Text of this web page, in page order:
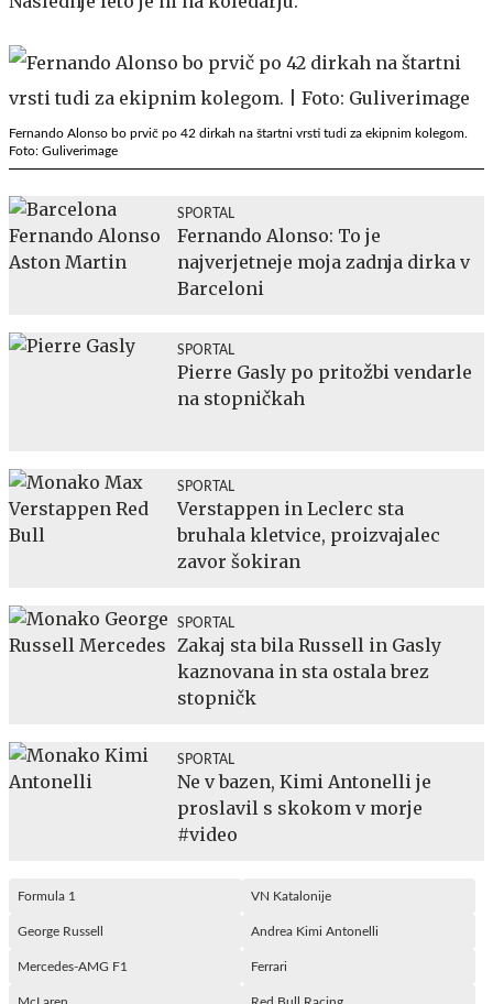
Fernando Alonso bo prvič po 42 dirkah na štartni vrsti tudi za ekipnim kolegom.
Foto: Guliverimage
SPORTAL
Fernando Alonso: To je
najverjetneje moja zadnja dirka v
Barceloni
SPORTAL
Pierre Gasly po pritožbi vendarle
na stopničkah
SPORTAL
Verstappen in Leclerc sta
bruhala kletvice, proizvajalec
zavor šokiran
SPORTAL
Zakaj sta bila Russell in Gasly
kaznovana in sta ostala brez
stopničk
SPORTAL
Ne v bazen, Kimi Antonelli je
proslavil s skokom v morje
#video
Formula 1 VN Katalonije
George Russell Andrea Kimi Antonelli
Mercedes-AMG F1 Ferrari
McLaren Red Bull Racing